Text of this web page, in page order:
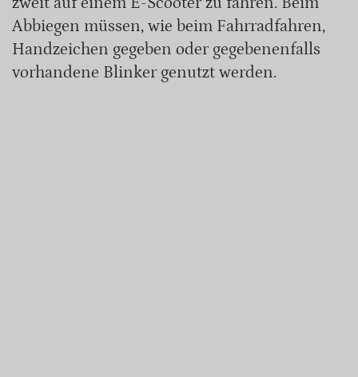
Abbiegen müssen, wie beim Fahrradfahren,
Handzeichen gegeben oder gegebenenfalls
vorhandene Blinker genutzt werden.